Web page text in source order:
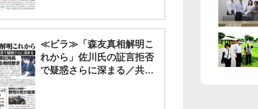
≪ビラ≫「森友真相解明こ
れから」佐川氏の証言拒否
で疑惑さらに深まる／共産